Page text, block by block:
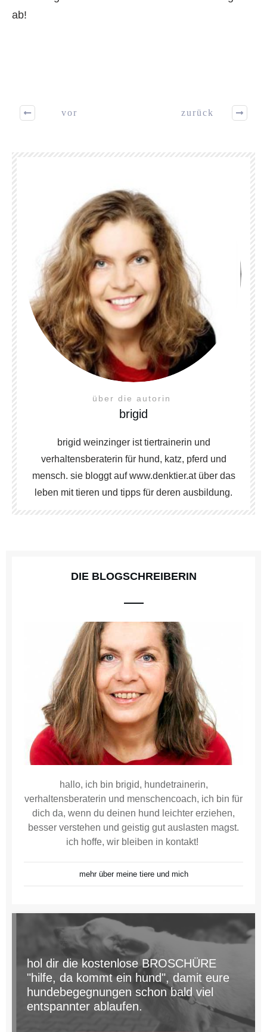
ab!
vor zurück
über die autorin
brigid
brigid weinzinger ist tiertrainerin und
verhaltensberaterin für hund, katz, pferd und
mensch. sie bloggt auf www.denktier.at über das
leben mit tieren und tipps für deren ausbildung.
DIE BLOGSCHREIBERIN
hallo, ich bin brigid, hundetrainerin,
verhaltensberaterin und menschencoach, ich bin für
dich da, wenn du deinen hund leichter erziehen,
besser verstehen und geistig gut auslasten magst.
ich hoffe, wir bleiben in kontakt!
mehr über meine tiere und mich
hol dir die kostenlose BROSCHÜRE
"hilfe, da kommt ein hund", damit eure
hundebegegnungen schon bald viel
entspannter ablaufen.